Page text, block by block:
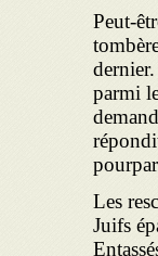
Peut-
parmi
Les
Juifs